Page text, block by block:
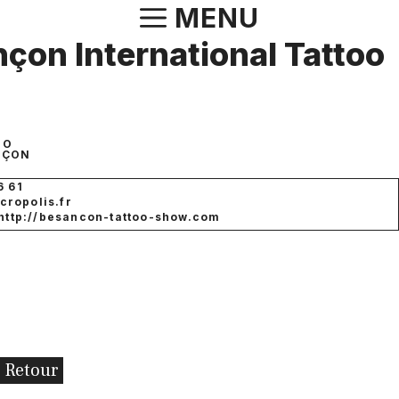
contenu
MENU
International Tattoo
61
besancon-tattoo-show.com
Retour